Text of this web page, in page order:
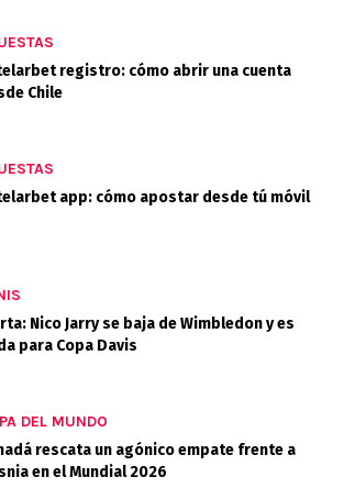
registro: cómo abrir una cuenta
Chile
app: cómo apostar desde tú móvil
Nico Jarry se baja de Wimbledon y es
para Copa Davis
DEL MUNDO
rescata un agónico empate frente a
en el Mundial 2026